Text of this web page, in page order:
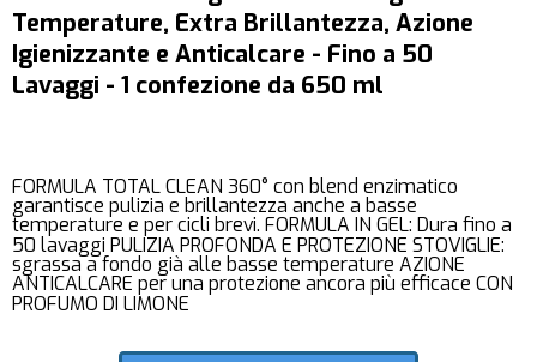
Temperature, Extra Brillantezza, Azione
Igienizzante e Anticalcare - Fino a 50
Lavaggi - 1 confezione da 650 ml
FORMULA TOTAL CLEAN 360° con blend enzimatico
garantisce pulizia e brillantezza anche a basse
temperature e per cicli brevi. FORMULA IN GEL: Dura fino a
50 lavaggi PULIZIA PROFONDA E PROTEZIONE STOVIGLIE:
sgrassa a fondo già alle basse temperature AZIONE
ANTICALCARE per una protezione ancora più efficace CON
PROFUMO DI LIMONE